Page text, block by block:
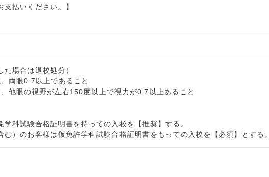
支払いください。】
た場合は退校処分）
両眼0.7以上であること
他眼の視野が左右150度以上で視力が0.7以上あること
学科試験合格証明書を持っての入校を【推奨】する。
む）のお客様は仮免許学科試験合格証明書をもっての入校を【必須】とする。